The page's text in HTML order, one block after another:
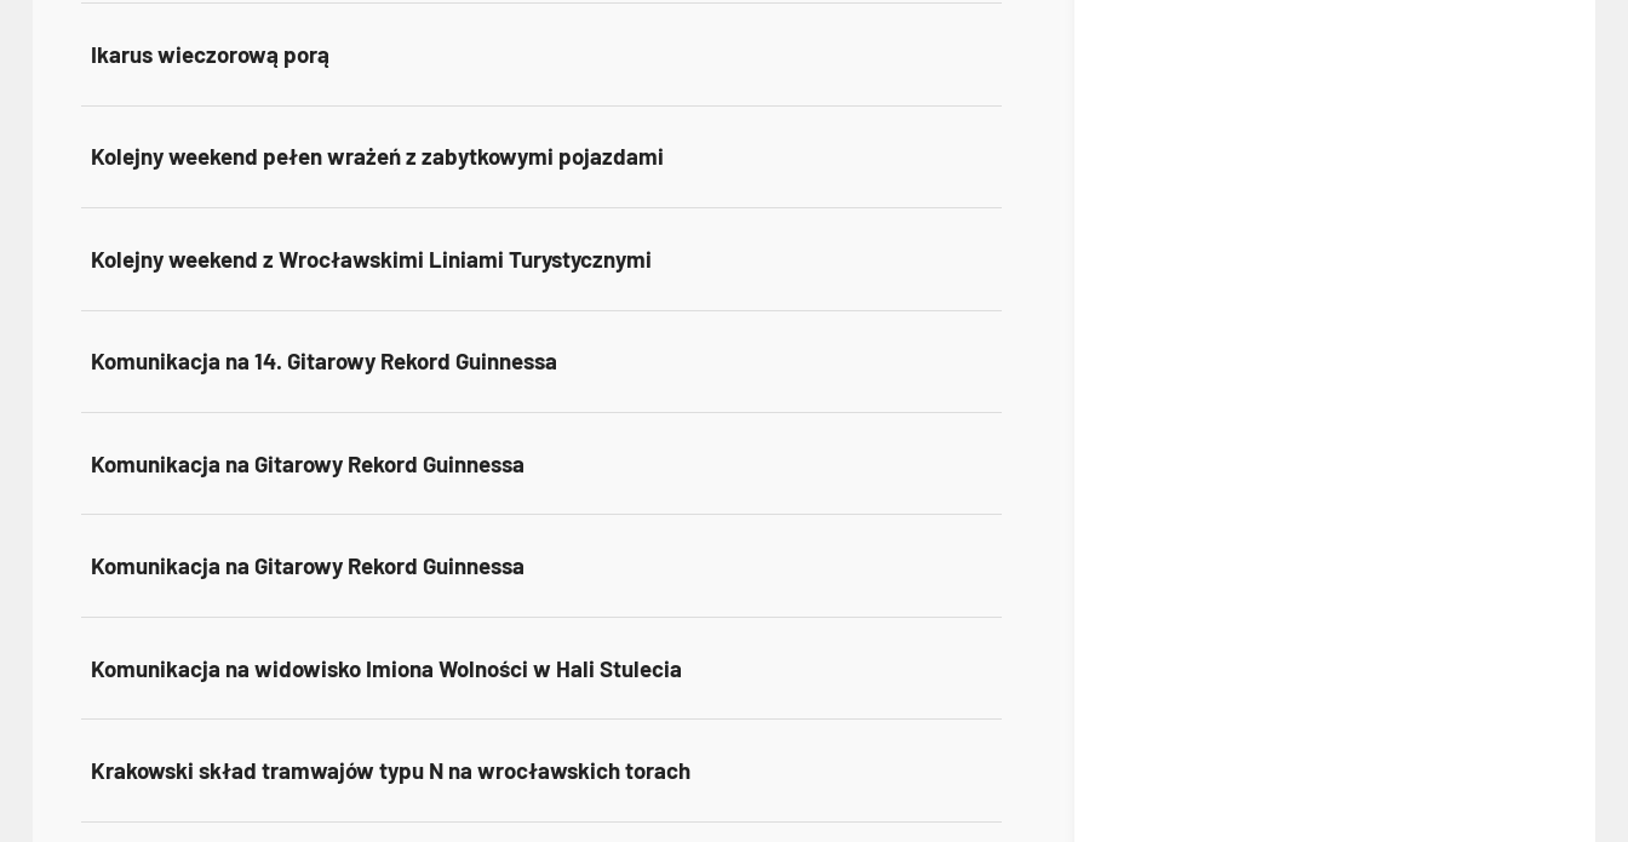
Ikarus wieczorową porą
Kolejny weekend pełen wrażeń z zabytkowymi pojazdami
Kolejny weekend z Wrocławskimi Liniami Turystycznymi
Komunikacja na 14. Gitarowy Rekord Guinnessa
Komunikacja na Gitarowy Rekord Guinnessa
Komunikacja na Gitarowy Rekord Guinnessa
Komunikacja na widowisko Imiona Wolności w Hali Stulecia
Krakowski skład tramwajów typu N na wrocławskich torach